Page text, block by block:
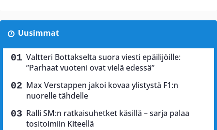
Uusimmat
Valtteri Bottakselta suora viesti epäilijöille:
”Parhaat vuoteni ovat vielä edessä”
Max Verstappen jakoi kovaa ylistystä F1:n
nuorelle tähdelle
Ralli SM:n ratkaisuhetket käsillä – sarja palaa
tositoimiin Kiteellä